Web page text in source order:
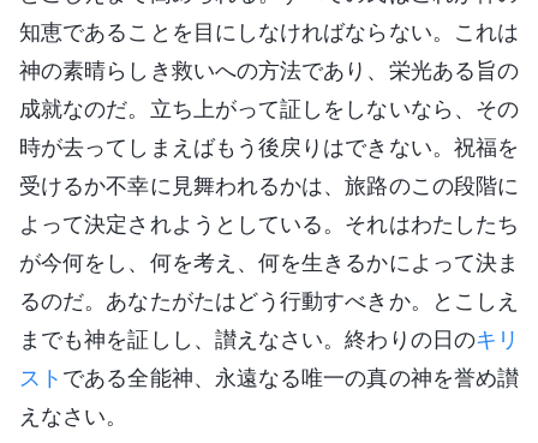
知恵であることを目にしなければならない。これは
神の素晴らしき救いへの方法であり、栄光ある旨の
成就なのだ。立ち上がって証しをしないなら、その
時が去ってしまえばもう後戻りはできない。祝福を
受けるか不幸に見舞われるかは、旅路のこの段階に
よって決定されようとしている。それはわたしたち
が今何をし、何を考え、何を生きるかによって決ま
るのだ。あなたがたはどう行動すべきか。とこしえ
までも神を証しし、讃えなさい。終わりの日のキリ
スト である全能神、永遠なる唯一の真の神を誉め讃
えなさい。